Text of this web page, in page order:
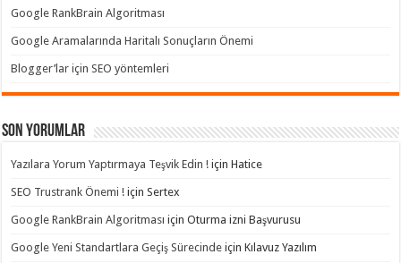
Google RankBrain Algoritması
Google Aramalarında Haritalı Sonuçların Önemi
Blogger’lar için SEO yöntemleri
Son yorumlar
Yazılara Yorum Yaptırmaya Teşvik Edin ! içinHatice
SEO Trustrank Önemi ! içinSertex
Google RankBrain Algoritması içinOturma izni Başvurusu
Google Yeni Standartlara Geçiş Sürecinde içinKılavuz Yazılım